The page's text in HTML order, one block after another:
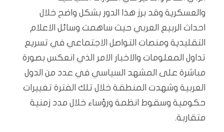
والعسكرية وقد برز هذا الدور بشكل واضح خلال
احداث الربيع العربي حيث ساهمت وسائل الاعلام
التقليدية ومنصات التواصل الاجتماعي في تسريع
تداول المعلومات والاخبار الامر الذي انعكس بصورة
مباشرة على المشهد السياسي في عدد من الدول
العربية وشهدت المنطقة خلال تلك الفترة تغييرات
حكومية وسقوط انظمة ورؤساء خلال مدد زمنية
متقاربة.